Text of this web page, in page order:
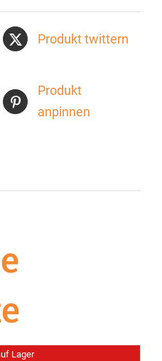
Produkt twittern
Produkt
anpinnen
Lager